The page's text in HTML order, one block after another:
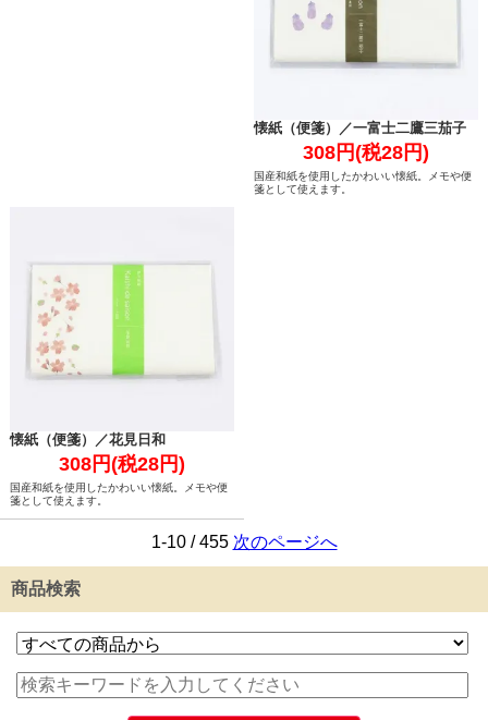
懐紙（便箋）／一富士二鷹三茄子
308円(税28円)
国産和紙を使用したかわいい懐紙。メモや便
箋として使えます。
懐紙（便箋）／花見日和
308円(税28円)
国産和紙を使用したかわいい懐紙。メモや便
箋として使えます。
1-10 / 455 次のページへ
商品検索